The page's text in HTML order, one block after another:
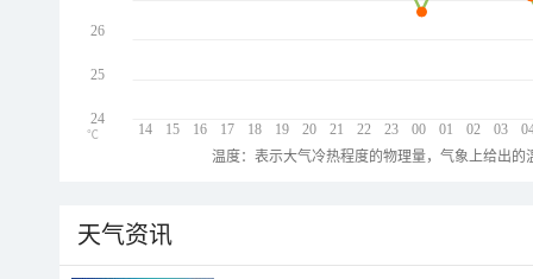
14 15 16 17 18 19 20 21 22 23 00 01 02 03
26
25
24
℃
温度：表示大气冷热程度的物理量，气象上给出
天气资讯